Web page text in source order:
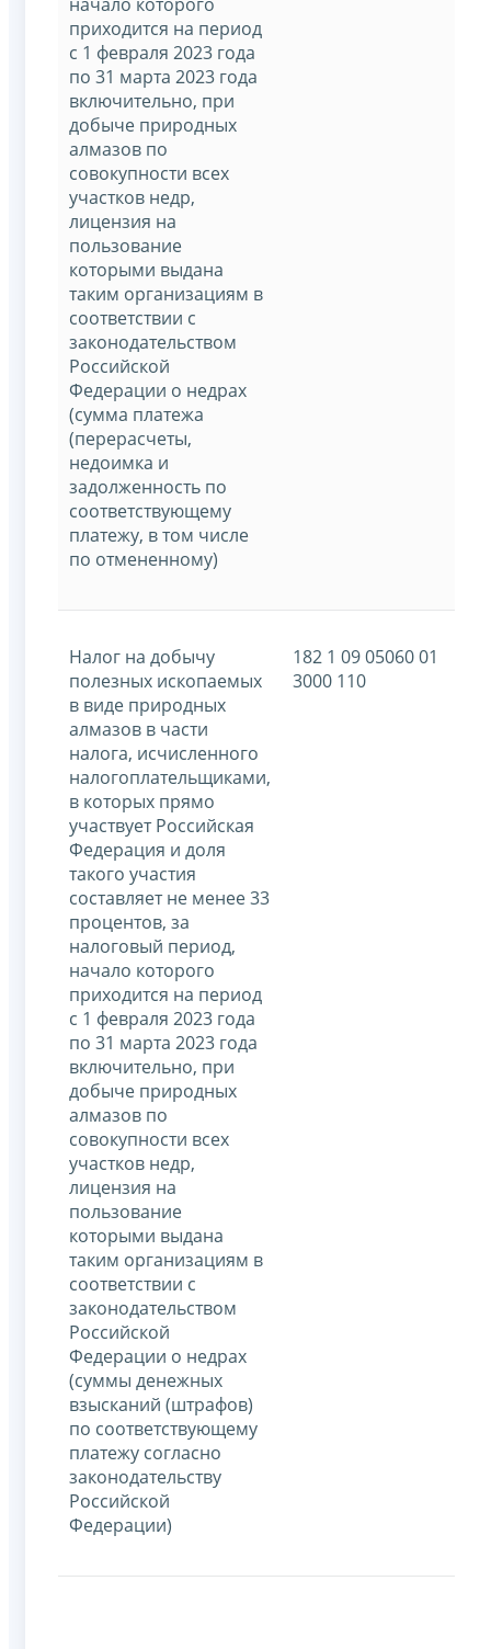
приходится на период
с 1 февраля 2023 года
по 31 марта 2023 года
включительно, при
добыче природных
алмазов по
совокупности всех
участков недр,
лицензия на
пользование
которыми выдана
таким организациям в
соответствии с
законодательством
Российской
Федерации о недрах
(сумма платежа
(перерасчеты,
недоимка и
задолженность по
соответствующему
платежу, в том числе
по отмененному)
Налог на добычу
полезных ископаемых
в виде природных
алмазов в части
налога, исчисленного
налогоплательщиками,
в которых прямо
участвует Российская
Федерация и доля
такого участия
составляет не менее 33
процентов, за
налоговый период,
начало которого
приходится на период
с 1 февраля 2023 года
по 31 марта 2023 года
включительно, при
добыче природных
алмазов по
совокупности всех
участков недр,
лицензия на
пользование
которыми выдана
таким организациям в
соответствии с
законодательством
Российской
Федерации о недрах
(суммы денежных
взысканий (штрафов)
по соответствующему
платежу согласно
законодательству
Российской
Федерации)
182 1 09 05060 01
3000 110